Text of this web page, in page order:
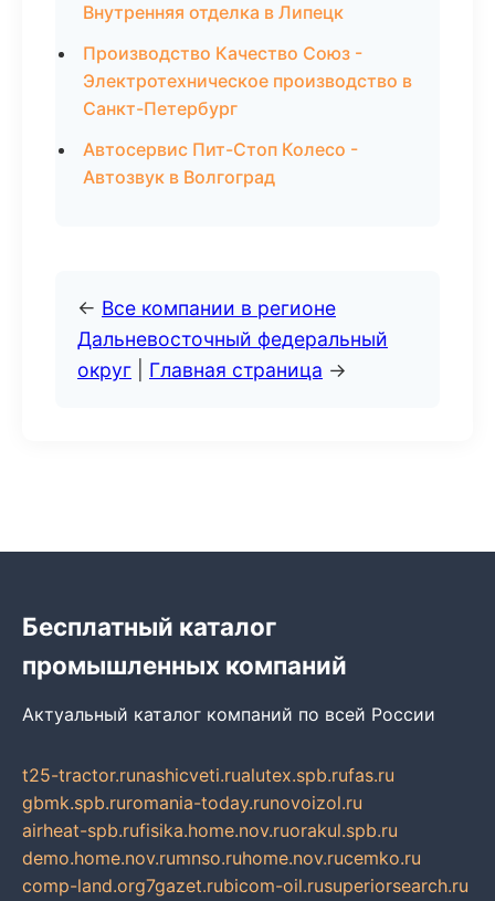
Внутренняя отделка в Липецк
Производство Качество Союз -
Электротехническое производство в
Санкт-Петербург
Автосервис Пит-Стоп Колесо -
Автозвук в Волгоград
← Все компании в регионе
Дальневосточный федеральный
округ
Главная страница →
Бесплатный каталог
промышленных компаний
Актуальный каталог компаний по всей России
t25-tractor.runashicveti.rualutex.spb.rufas.ru
gbmk.spb.ruromania-today.runovoizol.ru
airheat-spb.rufisika.home.nov.ruorakul.spb.ru
demo.home.nov.rumnso.ruhome.nov.rucemko.ru
comp-land.org7gazet.rubicom-oil.rusuperiorsearch.ru